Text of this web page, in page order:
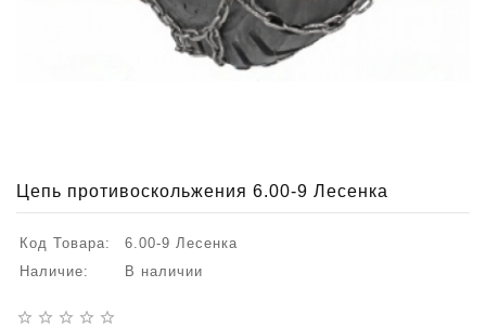
Цепь противоскольжения 6.00-9 Лесенка
Код Товара:
6.00-9 Лесенка
Наличие:
В наличии
star_border star_border star_border star_border star_border